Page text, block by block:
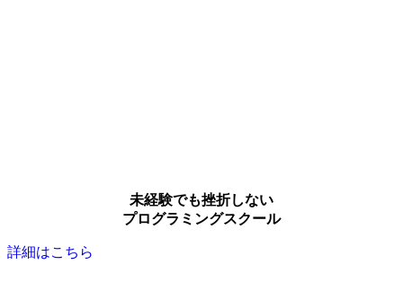
未経験でも挫折しない
プログラミングスクール
詳細はこちら